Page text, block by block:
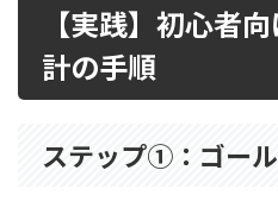
【実践】初心者
計の手順
ステップ①：ゴー